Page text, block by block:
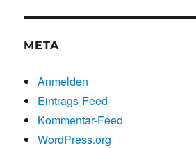
META
Anmelden
Eintrags-Feed
Kommentar-Feed
WordPress.org